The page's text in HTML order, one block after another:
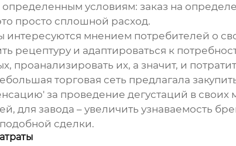
условиям: заказ на
просто сплошной расход.
мнением потребителей о
рецептуру и адаптироваться к
проанализировать их, а значит, и
торговая сеть предлагала
за проведение дегустаций в своих
для завода – увеличить узнаваемость
сделки.